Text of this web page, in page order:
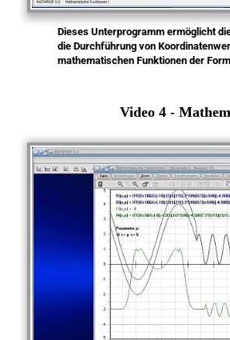
Dieses Unterprogramm ermöglicht
die Durchführung von
mathematischen Funktionen der
Video 4 -